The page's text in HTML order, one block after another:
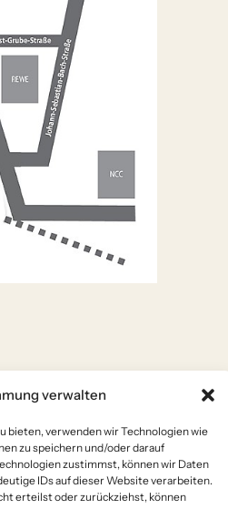
verwalten
bieten, verwenden wir Technologien wie
zu speichern und/oder darauf
zustimmst, können wir Daten
IDs auf dieser Website verarbeiten.
erteilst oder zurückziehst, können